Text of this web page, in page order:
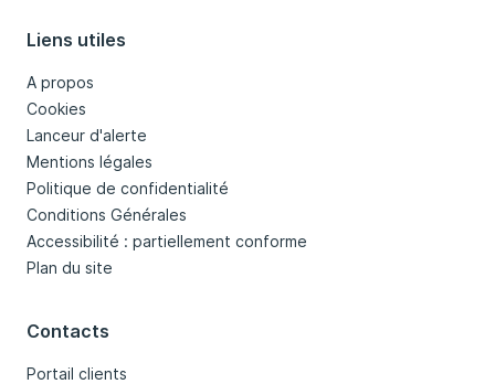
Liens utiles
A propos
Cookies
Lanceur d'alerte
Mentions légales
Politique de confidentialité
Conditions Générales
Accessibilité : partiellement conforme
Plan du site
Contacts
Portail clients